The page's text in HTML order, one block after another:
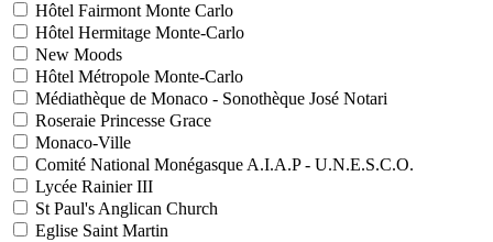
Hôtel Fairmont Monte Carlo
Hôtel Hermitage Monte-Carlo
New Moods
Hôtel Métropole Monte-Carlo
Médiathèque de Monaco - Sonothèque José Notari
Roseraie Princesse Grace
Monaco-Ville
Comité National Monégasque A.I.A.P - U.N.E.S.C.O.
Lycée Rainier III
St Paul's Anglican Church
Eglise Saint Martin